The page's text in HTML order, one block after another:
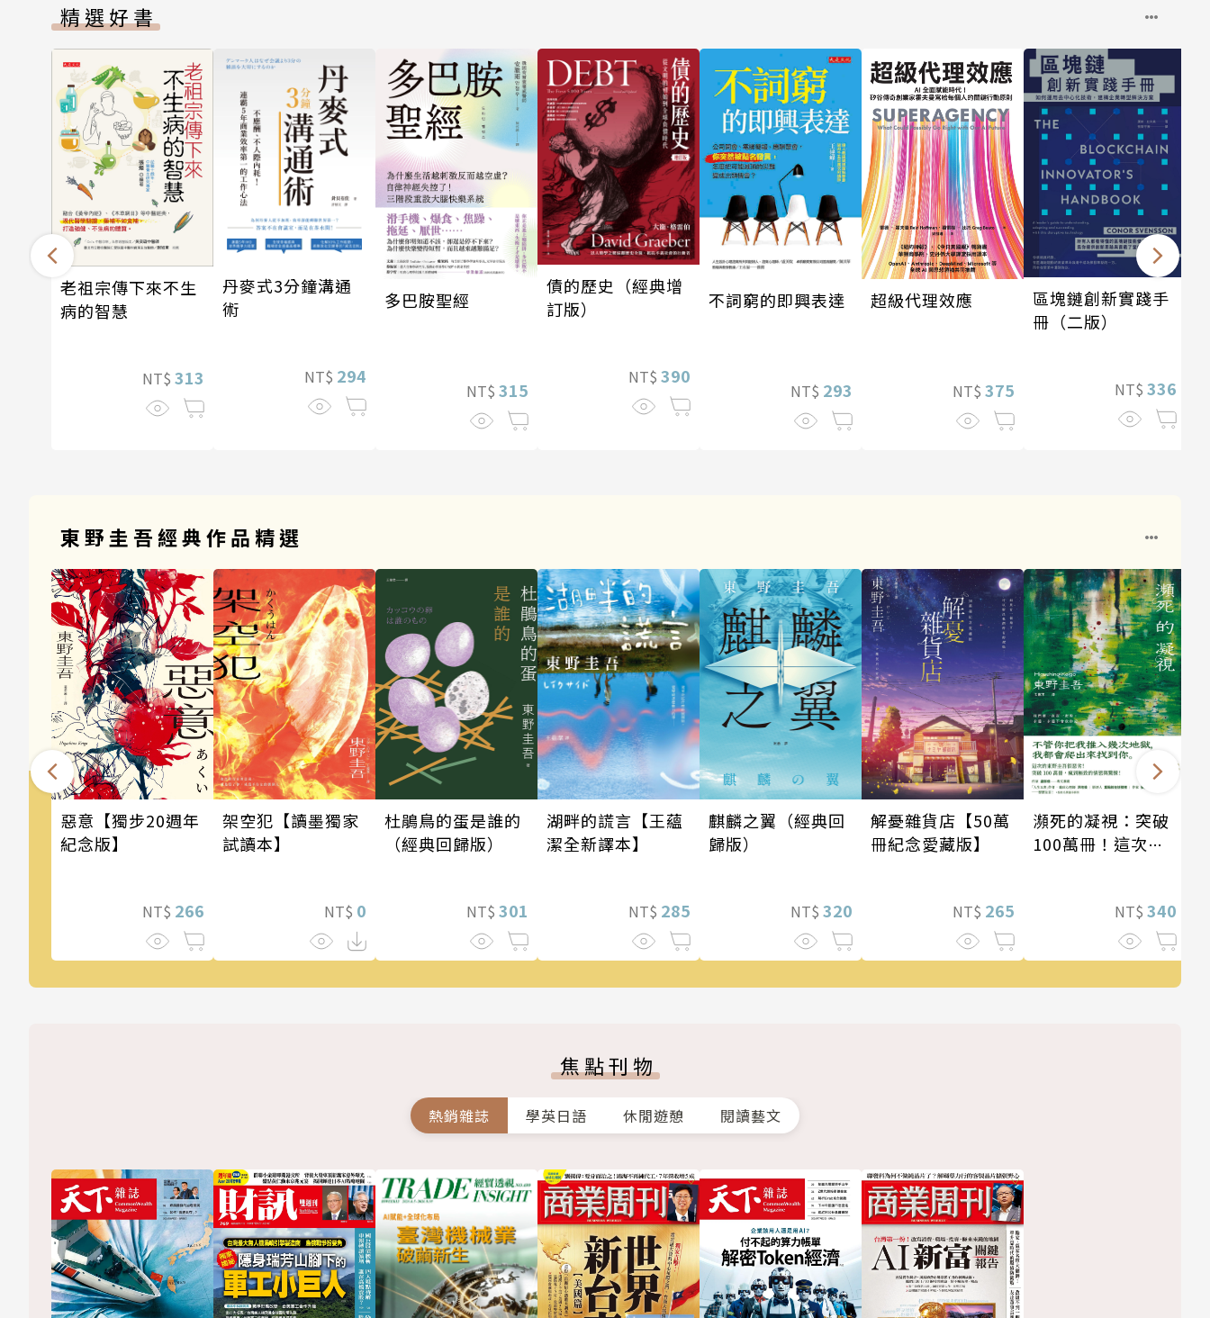
精選好書
老祖宗傳下來不生
病的智慧
NT$ 313
丹麥式3分鐘溝通
術
NT$ 294
多巴胺聖經
NT$ 315
債的歷史（經典增
訂版）
NT$ 390
不詞窮的即興表達
NT$ 293
超級代理效應
NT$ 375
區塊鏈創新實踐手
冊（二版）
NT$ 336
東野圭吾經典作品精選
惡意【獨步20週年
紀念版】
NT$ 266
架空犯【讀墨獨家
試讀本】
NT$ 0
杜鵑鳥的蛋是誰的
（經典回歸版）
NT$ 301
湖畔的謊言【王蘊
潔全新譯本】
NT$ 285
麒麟之翼（經典回
歸版）
NT$ 320
解憂雜貨店【50萬
冊紀念愛藏版】
NT$ 265
瀕死的凝視：突破
100萬冊！這次的
NT$ 340
焦點刊物
熱銷雜誌 學英日語 休閒遊憩 閱讀藝文